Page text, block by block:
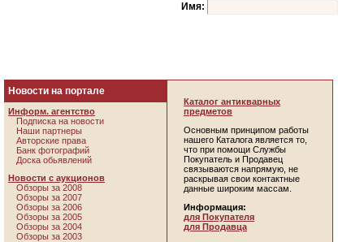
Имя:
Новости на портале
Информ. агентство
Подписка на новости
Наши партнеры
Авторские права
Банк фотографий
Доска обьявлений
Новости с аукционов
Обзоры за 2008
Обзоры за 2007
Обзоры за 2006
Обзоры за 2005
Обзоры за 2004
Обзоры за 2003
Каталог антикварных
предметов
Основным принципом работы
нашего Каталога является то,
что при помощи Службы
Покупатель и Продавец
связываются напрямую, не
раскрывая свои контактные
данные широким массам.
Информация:
для Покупателя
для Продавца